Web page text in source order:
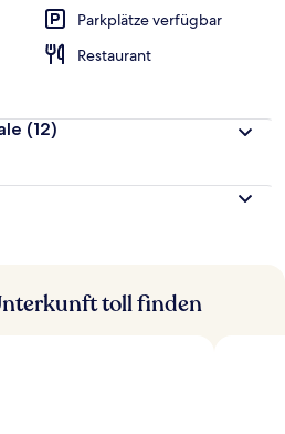
Parkplätze verfügbar
Restaurant
(12)
toll finden